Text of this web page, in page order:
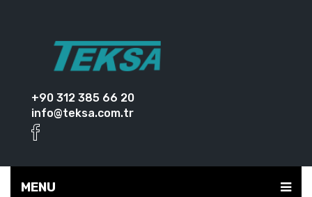
+90 312 385 66 20
info@teksa.com.tr
MENU